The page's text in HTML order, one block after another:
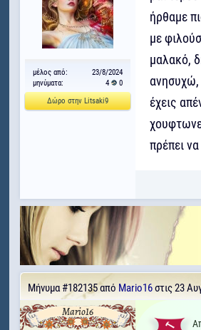
μέλος από:
23/8/2024
μηνύματα:
4
0
Δώρο στην Litsaki9
ήρθαμε
με
μαλακό,
ανησυχώ,
έχεις
πρέπει
Μήνυμα #182135από Mario16στις 23
Mario16